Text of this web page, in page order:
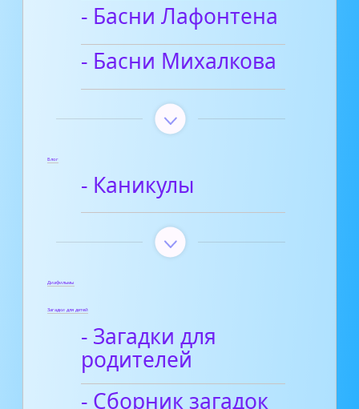
- Басни Лафонтена
- Басни Михалкова
Блог
- Каникулы
Диафильмы
Загадки для детей
- Загадки для
родителей
- Сборник загадок